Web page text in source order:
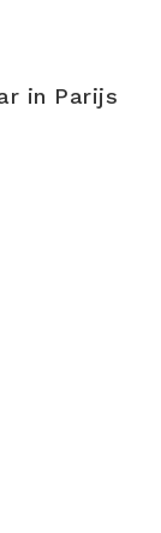
in Parijs